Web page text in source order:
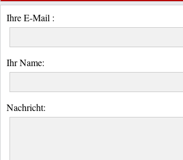
Ihre E-Mail :
Ihr Name:
Nachricht: